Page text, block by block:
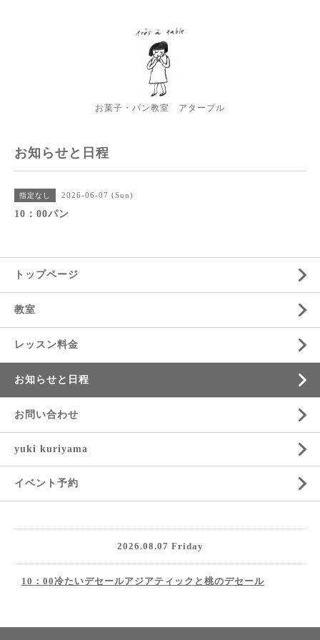
お菓子・パン教室 アターブル
お知らせと日程
指定なし 2026-06-07 (Sun)
10：00パン
トップページ
教室
レッスン料金
お知らせと日程
お問い合わせ
yuki kuriyama
イベント予約
2026.08.07 Friday
10：00冷たいデセールアジアティックと桃のデセール